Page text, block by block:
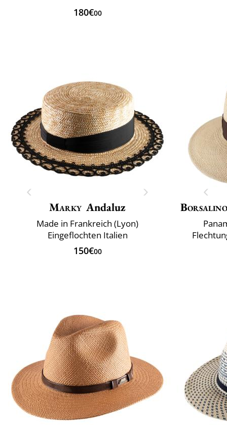
180€00
Marky Andaluz
Made in Frankreich (Lyon)
Eingeflochten Italien
150€00
Borsalino